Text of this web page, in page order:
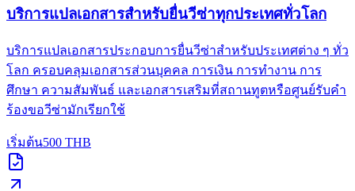
บริการแปลเอกสารสำหรับยื่นวีซ่าทุกประเทศทั่วโลก
บริการแปลเอกสารประกอบการยื่นวีซ่าสำหรับประเทศต่าง ๆ ทั่ว
โลก ครอบคลุมเอกสารส่วนบุคคล การเงิน การทำงาน การ
ศึกษา ความสัมพันธ์ และเอกสารเสริมที่สถานทูตหรือศูนย์รับคำ
ร้องขอวีซ่ามักเรียกใช้
เริ่มต้น500 THB